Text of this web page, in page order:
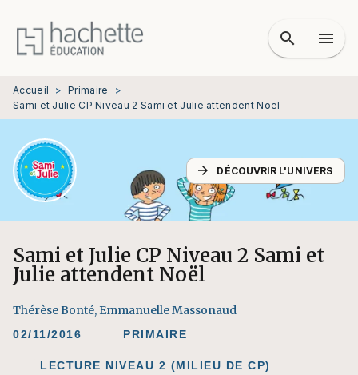
MENU RECHERCHE
PIED DE PAGE
search menu
Accueil > Primaire
>
Sami et Julie CP Niveau 2 Sami et Julie attendent Noël
arrow_forward DÉCOUVRIR L'UNIVERS
Sami et Julie CP Niveau 2 Sami et
Julie attendent Noël
Thérèse Bonté, Emmanuelle Massonaud
02/11/2016 PRIMAIRE
LECTURE NIVEAU 2 (MILIEU DE CP)